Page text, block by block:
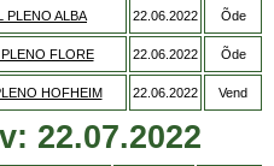
PLENO ALBA 22.06.2022 Õde
FLORE 22.06.2022 Õde
HOFHEIM 22.06.2022 Vend
22.07.2022